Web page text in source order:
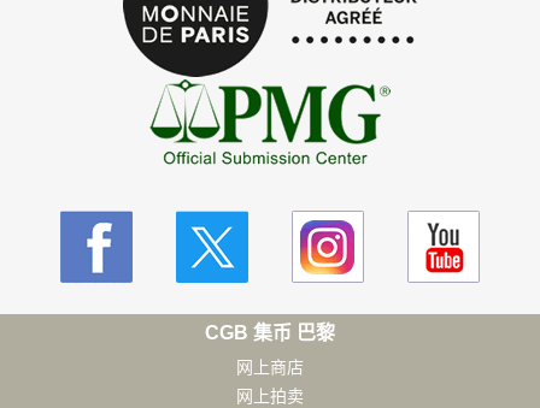
CGB 集币 巴黎
网上商店
网上拍卖